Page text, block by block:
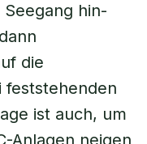
hin-
die
feststehenden
ist auch, um
Anlagen neigen